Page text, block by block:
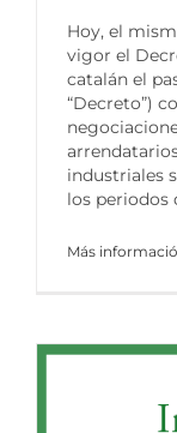
Hoy, el
vigor el
catalán el
“Decreto”)
industriales
los periodos
Más